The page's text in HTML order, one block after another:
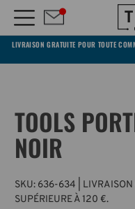
LIVRAISON GRATUITE POUR TOUTE
TOOLS
NOIR
SKU: 636-634 |
SUPÉRIEURE À 120 €.